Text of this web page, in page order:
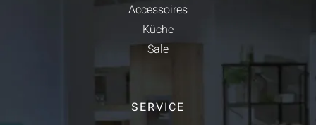
Accessoires
Küche
Sale
SERVICE